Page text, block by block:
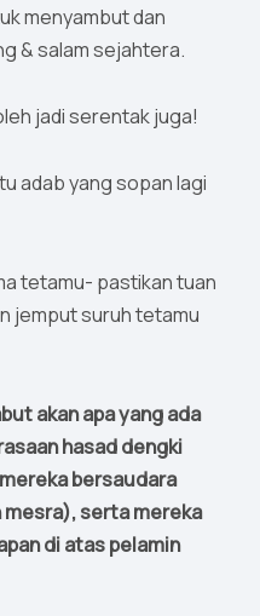
menyambut dan
& salam sejahtera.
jadi serentak juga!
adab yang sopan lagi
tetamu- pastikan tuan
jemput suruh tetamu
akan apa yang ada
hasad dengki
bersaudara
mesra), serta mereka
di atas pelamin